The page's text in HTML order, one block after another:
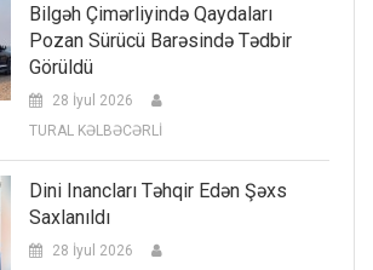
Bilgəh Çimərliyində Qaydaları
Pozan Sürücü Barəsində Tədbir
Görüldü
28 İyul 2026
TURAL KƏLBƏCƏRLİ
Dini Inancları Təhqir Edən Şəxs
Saxlanıldı
28 İyul 2026